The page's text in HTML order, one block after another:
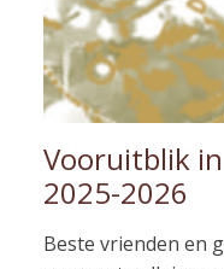
Vooruitblik
2025-2026
Beste vrienden en